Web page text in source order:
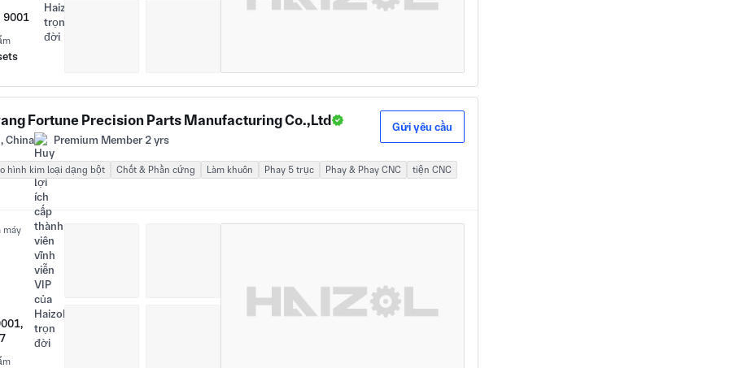
9001
Fortune Precision Parts Manufacturing Co.,Ltd
China Premium Member 2 yrs
Gửi yêu cầu
hình kim loại dạng bột Chốt & Phần cứng Làm khuôn Phay 5 trục Phay & Phay CNC
tiện CNC
máy